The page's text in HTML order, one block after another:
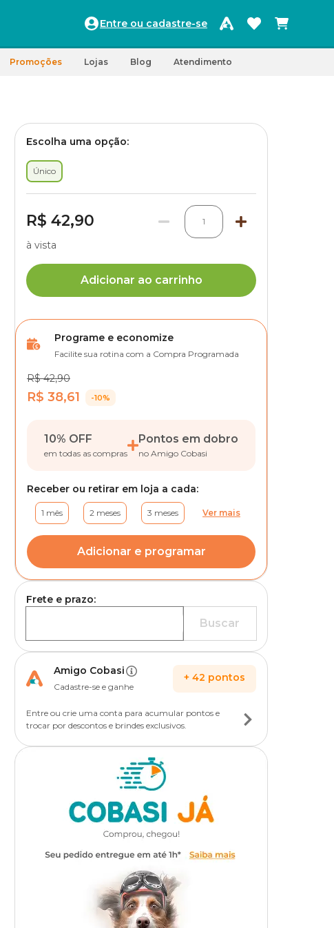
Entre ou cadastre-se
Promoções Lojas Blog Atendimento
Escolha uma opção:
Único
R$ 42,90 1
à vista
Adicionar ao carrinho
Programe e economize
Facilite sua rotina com a Compra Programada
R$ 42,90
R$ 38,61 -10%
10% OFF
em todas as compras
Pontos em dobro
no Amigo Cobasi
Receber ou retirar em loja a cada:
1 mês 2 meses 3 meses Ver mais
Adicionar e programar
Frete e prazo:
Buscar
Amigo Cobasi
Cadastre-se e ganhe
+ 42 pontos
Entre ou crie uma conta para acumular pontos e
trocar por descontos e brindes exclusivos.